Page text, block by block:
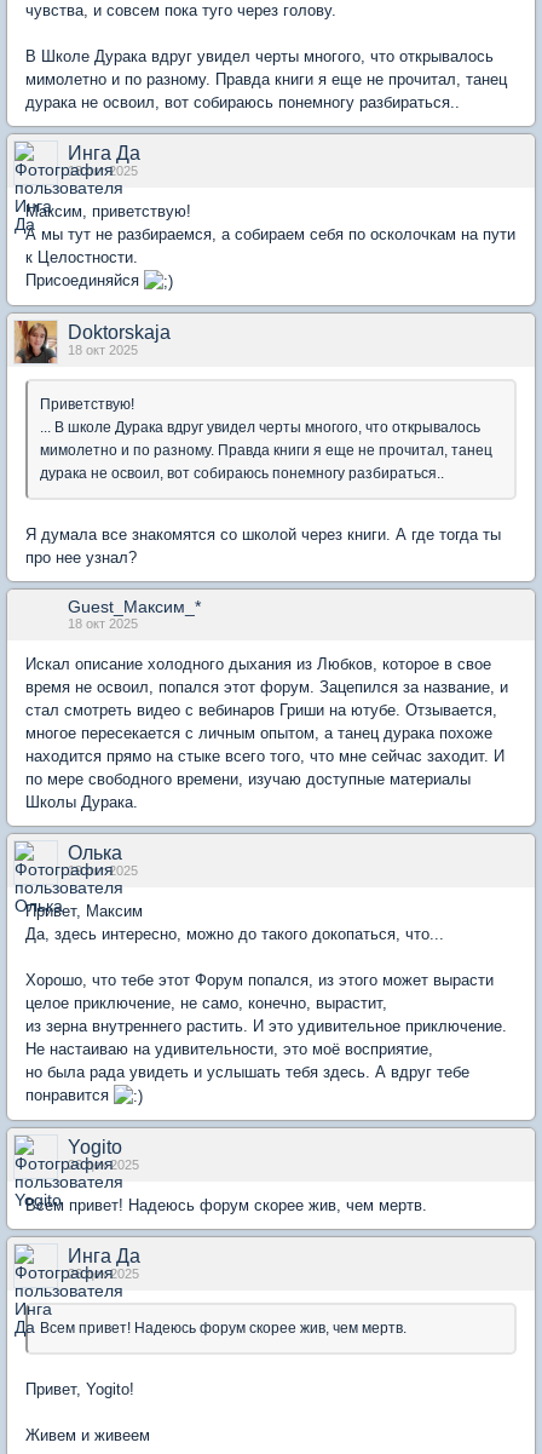
чувства, и совсем пока туго через голову.
В Школе Дурака вдруг увидел черты многого, что открывалось
мимолетно и по разному. Правда книги я еще не прочитал, танец
дурака не освоил, вот собираюсь понемногу разбираться..
Инга Да
18 окт 2025
Максим, приветствую!
А мы тут не разбираемся, а собираем себя по осколочкам на пути
к Целостности.
Присоединяйся
Doktorskaja
18 окт 2025
Приветствую!
... В школе Дурака вдруг увидел черты многого, что открывалось
мимолетно и по разному. Правда книги я еще не прочитал, танец
дурака не освоил, вот собираюсь понемногу разбираться..
Я думала все знакомятся со школой через книги. А где тогда ты
про нее узнал?
Guest_Максим_*
18 окт 2025
Искал описание холодного дыхания из Любков, которое в свое
время не освоил, попался этот форум. Зацепился за название, и
стал смотреть видео с вебинаров Гриши на ютубе. Отзывается,
многое пересекается с личным опытом, а танец дурака похоже
находится прямо на стыке всего того, что мне сейчас заходит. И
по мере свободного времени, изучаю доступные материалы
Школы Дурака.
Олька
19 окт 2025
Привет, Максим
Да, здесь интересно, можно до такого докопаться, что...
Хорошо, что тебе этот Форум попался, из этого может вырасти
целое приключение, не само, конечно, вырастит,
из зерна внутреннего растить. И это удивительное приключение.
Не настаиваю на удивительности, это моё восприятие,
но была рада увидеть и услышать тебя здесь. А вдруг тебе
понравится
Yogito
26 дек 2025
Всем привет! Надеюсь форум скорее жив, чем мертв.
Инга Да
26 дек 2025
Всем привет! Надеюсь форум скорее жив, чем мертв.
Привет, Yogito!
Живем и живеем